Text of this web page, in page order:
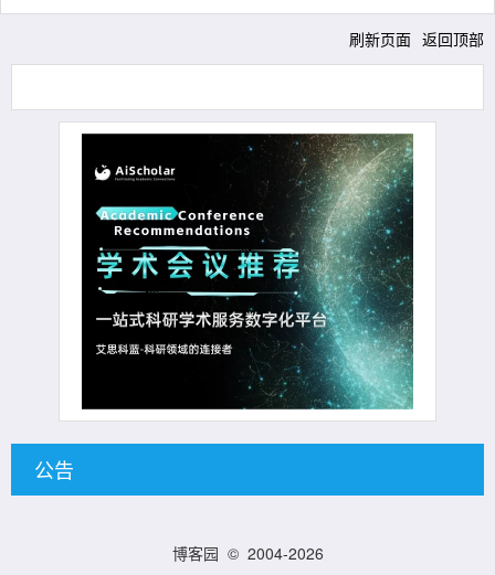
刷新页面 返回顶部
公告
博客园 © 2004-2026